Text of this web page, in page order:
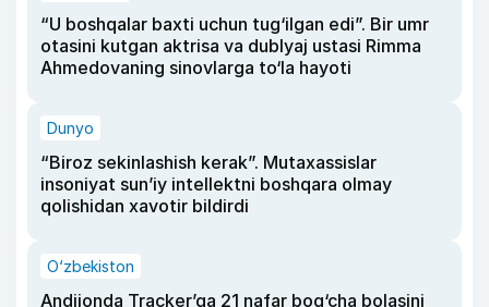
“U boshqalar baxti uchun tug‘ilgan edi”. Bir umr
otasini kutgan aktrisa va dublyaj ustasi Rimma
Ahmedovaning sinovlarga to‘la hayoti
Dunyo
“Biroz sekinlashish kerak”. Mutaxassislar
insoniyat sun’iy intellektni boshqara olmay
qolishidan xavotir bildirdi
O‘zbekiston
Andijonda Tracker’ga 21 nafar bog‘cha bolasini